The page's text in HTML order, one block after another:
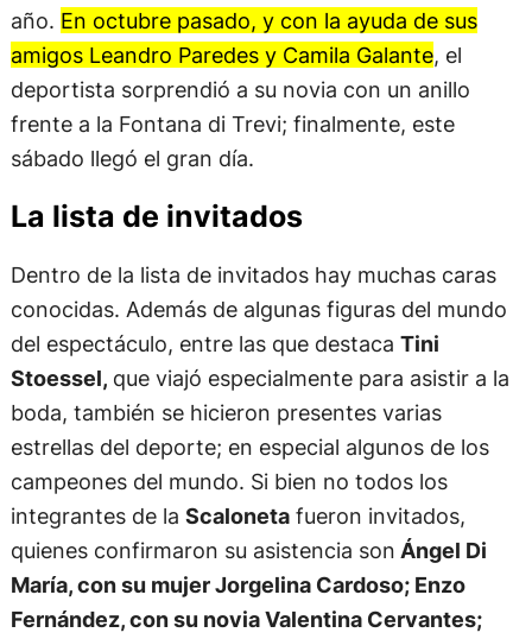
año. En octubre pasado, y con la ayuda de sus
amigos Leandro Paredes y Camila Galante, el
deportista sorprendió a su novia con un anillo
frente a la Fontana di Trevi; finalmente, este
sábado llegó el gran día.
La lista de invitados
Dentro de la lista de invitados hay muchas caras
conocidas. Además de algunas figuras del mundo
del espectáculo, entre las que destaca Tini
Stoessel, que viajó especialmente para asistir a la
boda, también se hicieron presentes varias
estrellas del deporte; en especial algunos de los
campeones del mundo. Si bien no todos los
integrantes de la Scalonetafueron invitados,
quienes confirmaron su asistencia son Ángel Di
María, con su mujer Jorgelina Cardoso; Enzo
Fernández, con su novia Valentina Cervantes;